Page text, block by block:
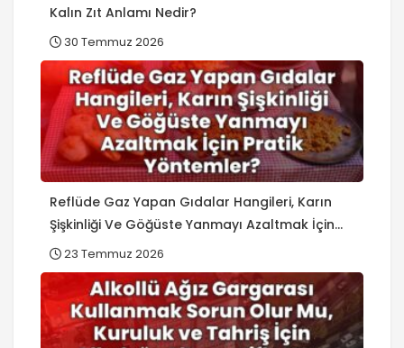
Kalın Zıt Anlamı Nedir?
30 Temmuz 2026
Reflüde Gaz Yapan Gıdalar Hangileri, Karın
Şişkinliği Ve Göğüste Yanmayı Azaltmak İçin
Pratik Yöntemler?
23 Temmuz 2026